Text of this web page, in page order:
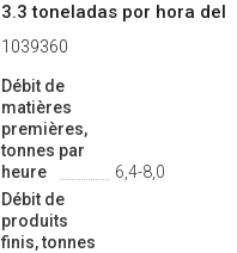
3.3 toneladas por hora del
pro...
1039360
Débit de
matières
premières,
tonnes par
heure
6,4-8,0
Débit de
produits
finis, tonnes